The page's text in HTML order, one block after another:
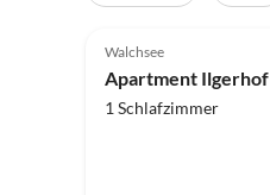
Walchsee
Apartment Ilgerhof
1 Schlafzimmer